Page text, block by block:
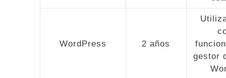
WordPress 2 años
gestor